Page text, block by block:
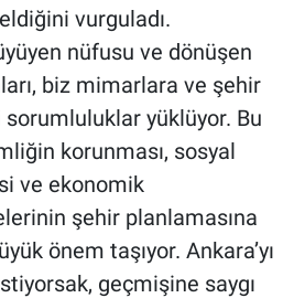
vurguladı.
nüfusu ve dönüşen
biz mimarlara ve şehir
sorumluluklar yüklüyor. Bu
korunması, sosyal
ve ekonomik
şehir planlamasına
önem taşıyor. Ankara’yı
geçmişine saygı